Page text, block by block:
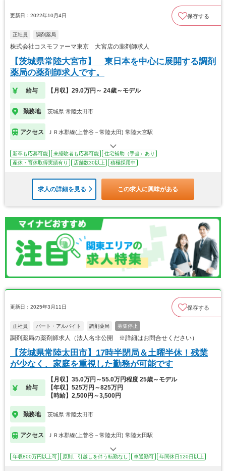
更新日：2022年10月4日 保存する
正社員 調剤薬局
株式会社コスモファーマ東京 大宮店の薬剤師求人
【茨城県常陸大宮市】 東日本を中心に展開する調剤
薬局の薬剤師求人です。
給与 【月収】29.0万円～ 24歳～モデル
勤務地 茨城県 常陸太田市
アクセス ＪＲ水郡線(上菅谷－常陸太田) 常陸大宮駅
新卒も応募可能 未経験者も応募可能
住宅補助（手当）あり
産休・育休取得実績有り
店舗数30以上 積極採用中
求人の詳細を見る この求人に興味がある
更新日：2025年3月11日 保存する
正社員 パート・アルバイト 調剤薬局 募集停止
調剤薬局の薬剤師求人（法人名非公開 ※詳細はお問合せください）
【茨城県常陸太田市】17時半閉局＆土曜半休！残業
が少なく、家庭を重視した勤務が可能です
給与
【月収】35.0万円～55.0万円程度 25歳～モデル
【年収】525万円～825万円
【時給】2,500円～3,500円
勤務地 茨城県 常陸太田市
アクセス ＪＲ水郡線(上菅谷－常陸太田) 常陸太田駅
年収800万円以上可 原則、引越しを伴う転勤なし 車通勤可 年間休日120日以上